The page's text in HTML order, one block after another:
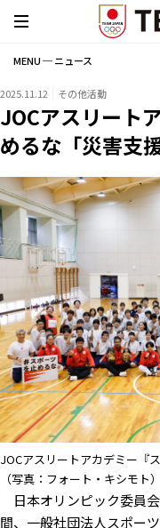
MENU ─ ニュース
2025.11.12 その他活動
JOCアスリート
めるな「災害支
JOCアスリートアカデミー『
（写真：フォート・キシモト）
日本オリンピック委員
間、一般社団法人スポー